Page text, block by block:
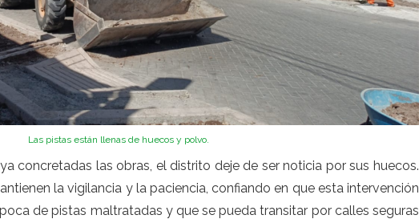
Las pistas están llenas de huecos y polvo.
concretadas las obras, el distrito deje de ser noticia por sus huecos.
la vigilancia y la paciencia, confiando en que esta intervención
de pistas maltratadas y que se pueda transitar por calles seguras